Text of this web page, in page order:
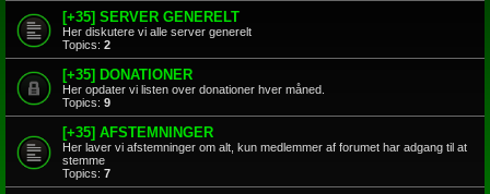
[+35] SERVER GENERELT
Her diskutere vi alle server generelt
Topics: 2
[+35] DONATIONER
Her opdater vi listen over donationer hver måned.
Topics: 9
[+35] AFSTEMNINGER
Her laver vi afstemninger om alt, kun medlemmer af forumet har adgang til at
stemme
Topics: 7